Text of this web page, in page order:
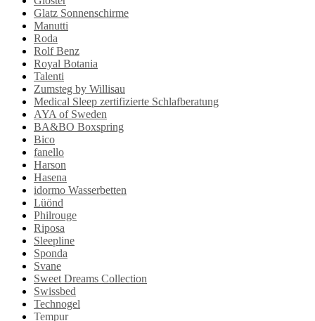
Glatz Sonnenschirme
Manutti
Roda
Rolf Benz
Royal Botania
Talenti
Zumsteg by Willisau
Medical Sleep zertifizierte Schlafberatung
AYA of Sweden
BA&BO Boxspring
Bico
fanello
Harson
Hasena
idormo Wasserbetten
Lüönd
Philrouge
Riposa
Sleepline
Sponda
Svane
Sweet Dreams Collection
Swissbed
Technogel
Tempur